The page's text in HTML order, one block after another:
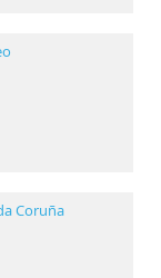
Coruña